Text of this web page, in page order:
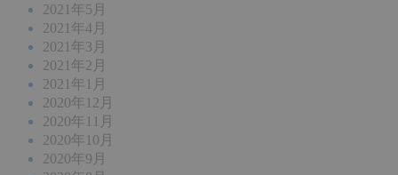
2021年5月
2021年4月
2021年3月
2021年2月
2021年1月
2020年12月
2020年11月
2020年10月
2020年9月